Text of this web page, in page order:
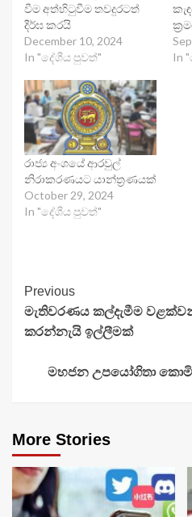
වීම අත්හිටුවීම තවදුරටත්
දීර්ඝ කරයි
December 10, 2024
In "දේශීය පුවත්"
In
රාජ්‍ය අංශයේ ආරවුල්
නිරාකරණයට යාන්ත්‍රණයක්
October 29, 2024
In "දේශීය පුවත්"
Continue
Reading
Previous
මැතිවරණය කල්දැමීම
කරන්නැයි ඉල්ලීමක්
මහජන උපයෝගිතා
More Stories